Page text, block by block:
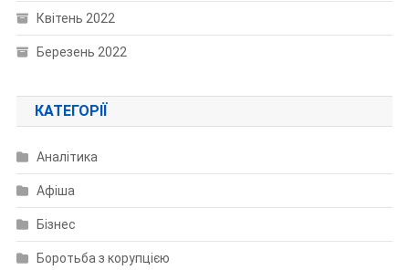
Квітень 2022
Березень 2022
КАТЕГОРІЇ
Аналітика
Афіша
Бізнес
Боротьба з корупцією